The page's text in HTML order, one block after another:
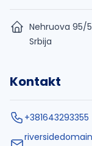
Nehruova 95/
Srbija
Kontakt
+381643293355